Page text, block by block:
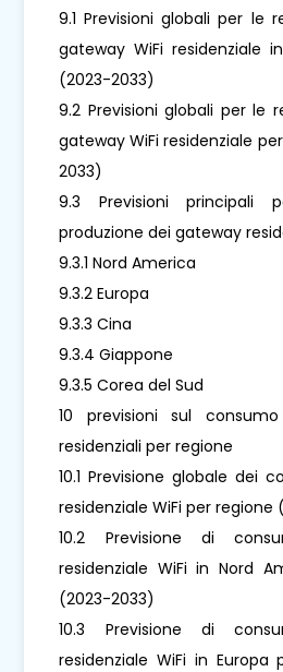
9.1 Previsioni globali per le
gateway WiFi residenziale
(2023-2033)
9.2 Previsioni globali per le
gateway WiFi residenziale
2033)
9.3 Previsioni
produzione dei gateway
9.3.1 Nord America
9.3.2 Europa
9.3.3 Cina
9.3.4 Giappone
9.3.5 Corea del Sud
10 previsioni sul
residenziali per regione
10.1 Previsione globale dei
residenziale WiFi per regione
10.2 Previsione di
residenziale WiFi in Nord
(2023-2033)
10.3 Previsione di
residenziale WiFi in